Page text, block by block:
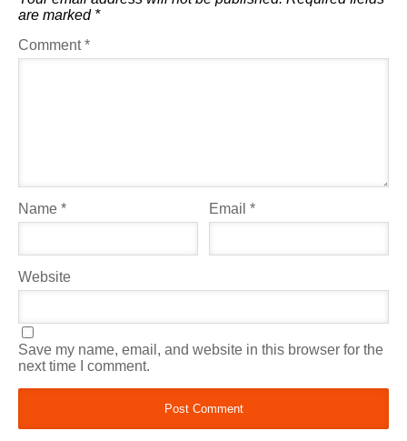
are marked *
Comment*
Name * Email*
Website
Save my name, email, and website in this browser for the
next time I comment.